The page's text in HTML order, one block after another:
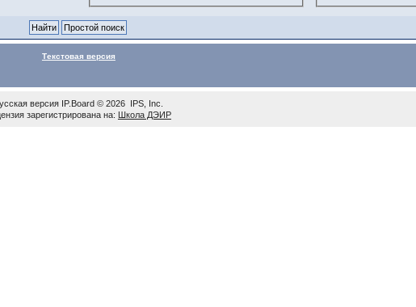
Текстовая версия
версия IP.Board© 2026 IPS, Inc
зарегистрирована на: Школа ДЭИР